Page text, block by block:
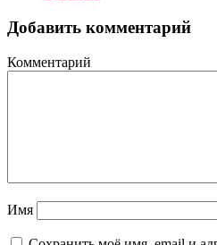
Добавить комментарий
Комментарий
Имя